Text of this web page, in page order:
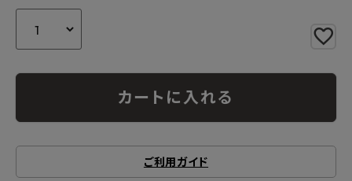
プライバシーポリシー
カートに入れる
ご利用ガイド